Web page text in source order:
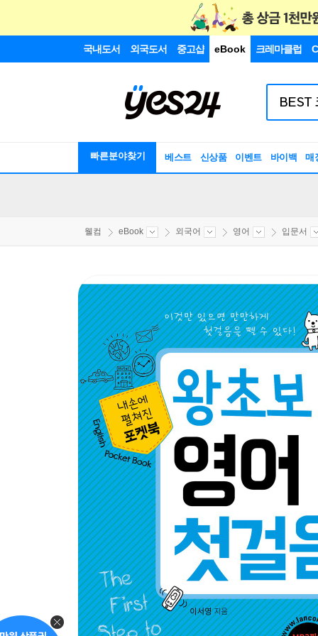
국내도서 외국도서 중고샵 eBook 크레마클럽
빠른분야찾기 베스트 신상품 이벤트 바이백 매
웰컴 eBook 외국어 영어 입문서